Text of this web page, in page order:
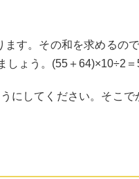
す。その和を求める
ょう。(55＋64)×10÷2＝
にしてください。そこ